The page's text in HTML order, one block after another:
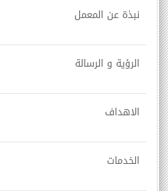
نبذة عن المعمل
الرؤية و الرسالة
الاهداف
الخدمات